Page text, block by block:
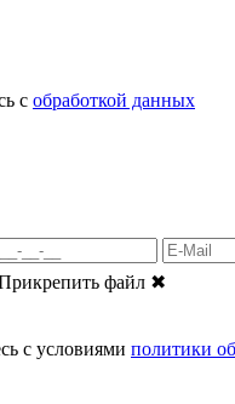
с обработкой данных
файл ✖
с условиями политики